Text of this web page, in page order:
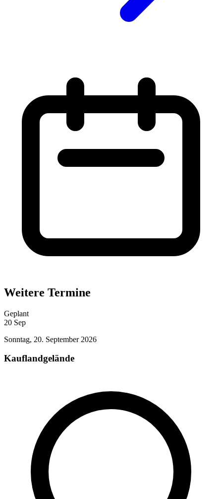
Weitere Termine
Geplant
20 Sep
Sonntag, 20. September 2026
Kauflandgelände